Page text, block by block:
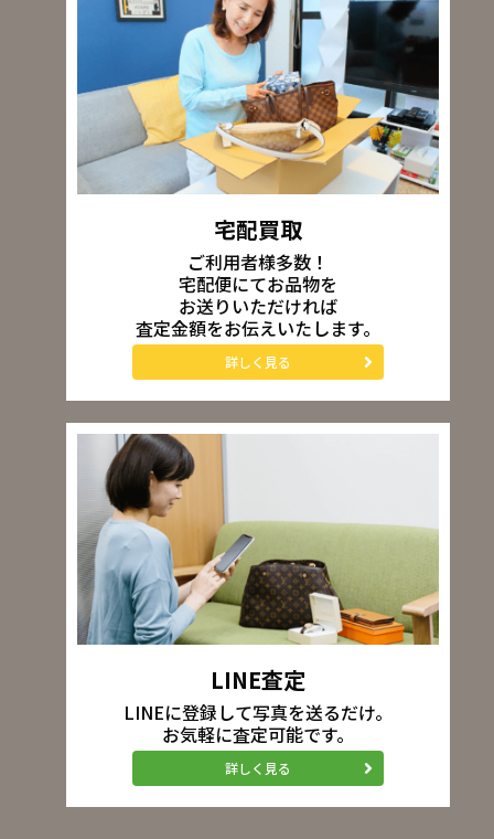
宅配買取
ご利用者様多数！
宅配便にてお品物を
お送りいただければ
査定金額をお伝えいたします。
詳しく見る
LINE査定
LINEに登録して写真を送るだけ。
お気軽に査定可能です。
詳しく見る